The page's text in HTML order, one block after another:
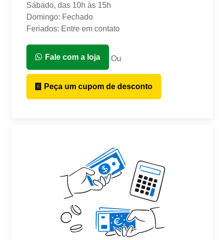
Sábado, das 10h às 15h
Domingo: Fechado
Feriados: Entre em contato
Fale com a loja Ou
Peça um cupom de desconto